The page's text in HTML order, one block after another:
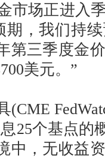
市场正进入
期，我们持
第三季度金
美元。”
(CME
25个基点的
中，无收益